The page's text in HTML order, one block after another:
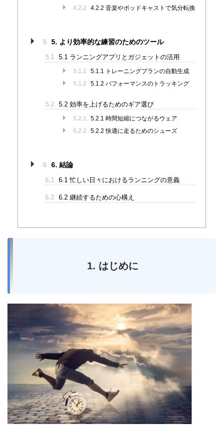
4.2.2
4.2.2 音楽やポッドキャストで気分転換
5 5. より効率的な練習のためのツール
5.1 5.1 ランニングアプリとガジェットの活用
5.1.1
5.1.1 トレーニングプランの自動生成
5.1.2
5.1.2 パフォーマンスのトラッキング
5.2 5.2 効率を上げるためのギア選び
5.2.1
5.2.1 時間短縮につながるウェア
5.2.2
5.2.2 快適に走るためのシューズ
6 6. 結論
6.1 6.1 忙しい日々におけるランニングの意義
6.2 6.2 継続するための心構え
1. はじめに